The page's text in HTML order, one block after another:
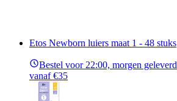
Etos Newborn luiers maat 1 - 48 stuks
Bestel voor 22:00, morgen geleverd
vanaf €35